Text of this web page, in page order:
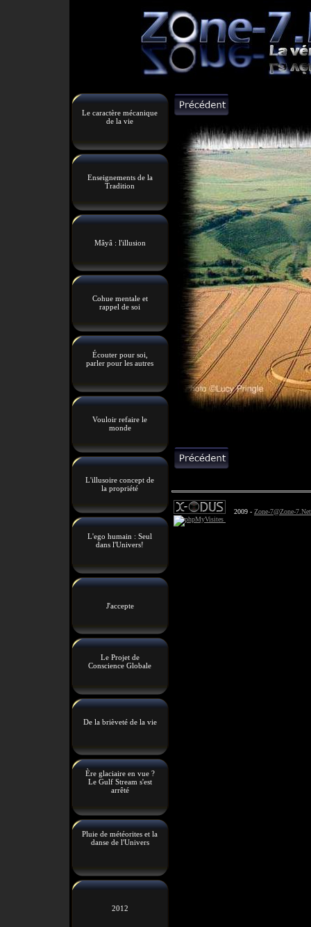
Le caractère mécanique
de la vie
Enseignements de la
Tradition
Mâyâ : l'illusion
Cohue mentale et
rappel de soi
Écouter pour soi,
parler pour les autres
Vouloir refaire le
monde
L'illusoire concept de
la propriété
L'ego humain : Seul
dans l'Univers!
J'accepte
Le Projet de
Conscience Globale
De la brièveté de la vie
Ère glaciaire en vue ?
Le Gulf Stream s'est
arrêté
Pluie de météorites et la
danse de l'Univers
2012
2009 - Zone-7@Zone-7.Net